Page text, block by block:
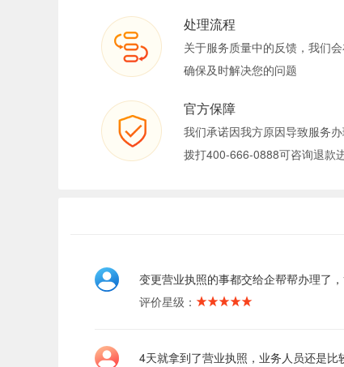
处理流程
关于服务质量中的反馈，我们
确保及时解决您的问题
官方保障
我们承诺因我方原因导致服务
拨打400-666-0888可咨询退款
变更营业执照的事都交给企帮帮办理了，
评价星级：
4天就拿到了营业执照，业务人员还是比